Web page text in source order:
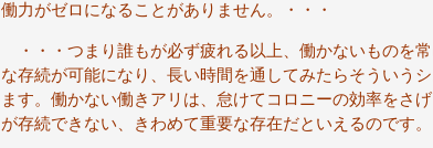
働力がゼロになることがありません。・・・
・・・つまり誰もが必ず疲れる以上、働かないものを
な存続が可能になり、長い時間を通してみたらそういう
ます。働かない働きアリは、怠けてコロニーの効率をさ
が存続できない、きわめて重要な存在だといえるのです。